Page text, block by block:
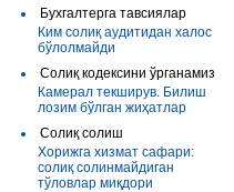
Бухгалтерга тавсиялар
Ким солиқ аудитидан халос
бўлолмайди
Солиқ кодексини ўрганамиз
Камерал текширув. Билиш
лозим бўлган жиҳатлар
Солиқ солиш
Хорижга хизмат сафари:
солиқ солинмайдиган
тўловлар миқдори